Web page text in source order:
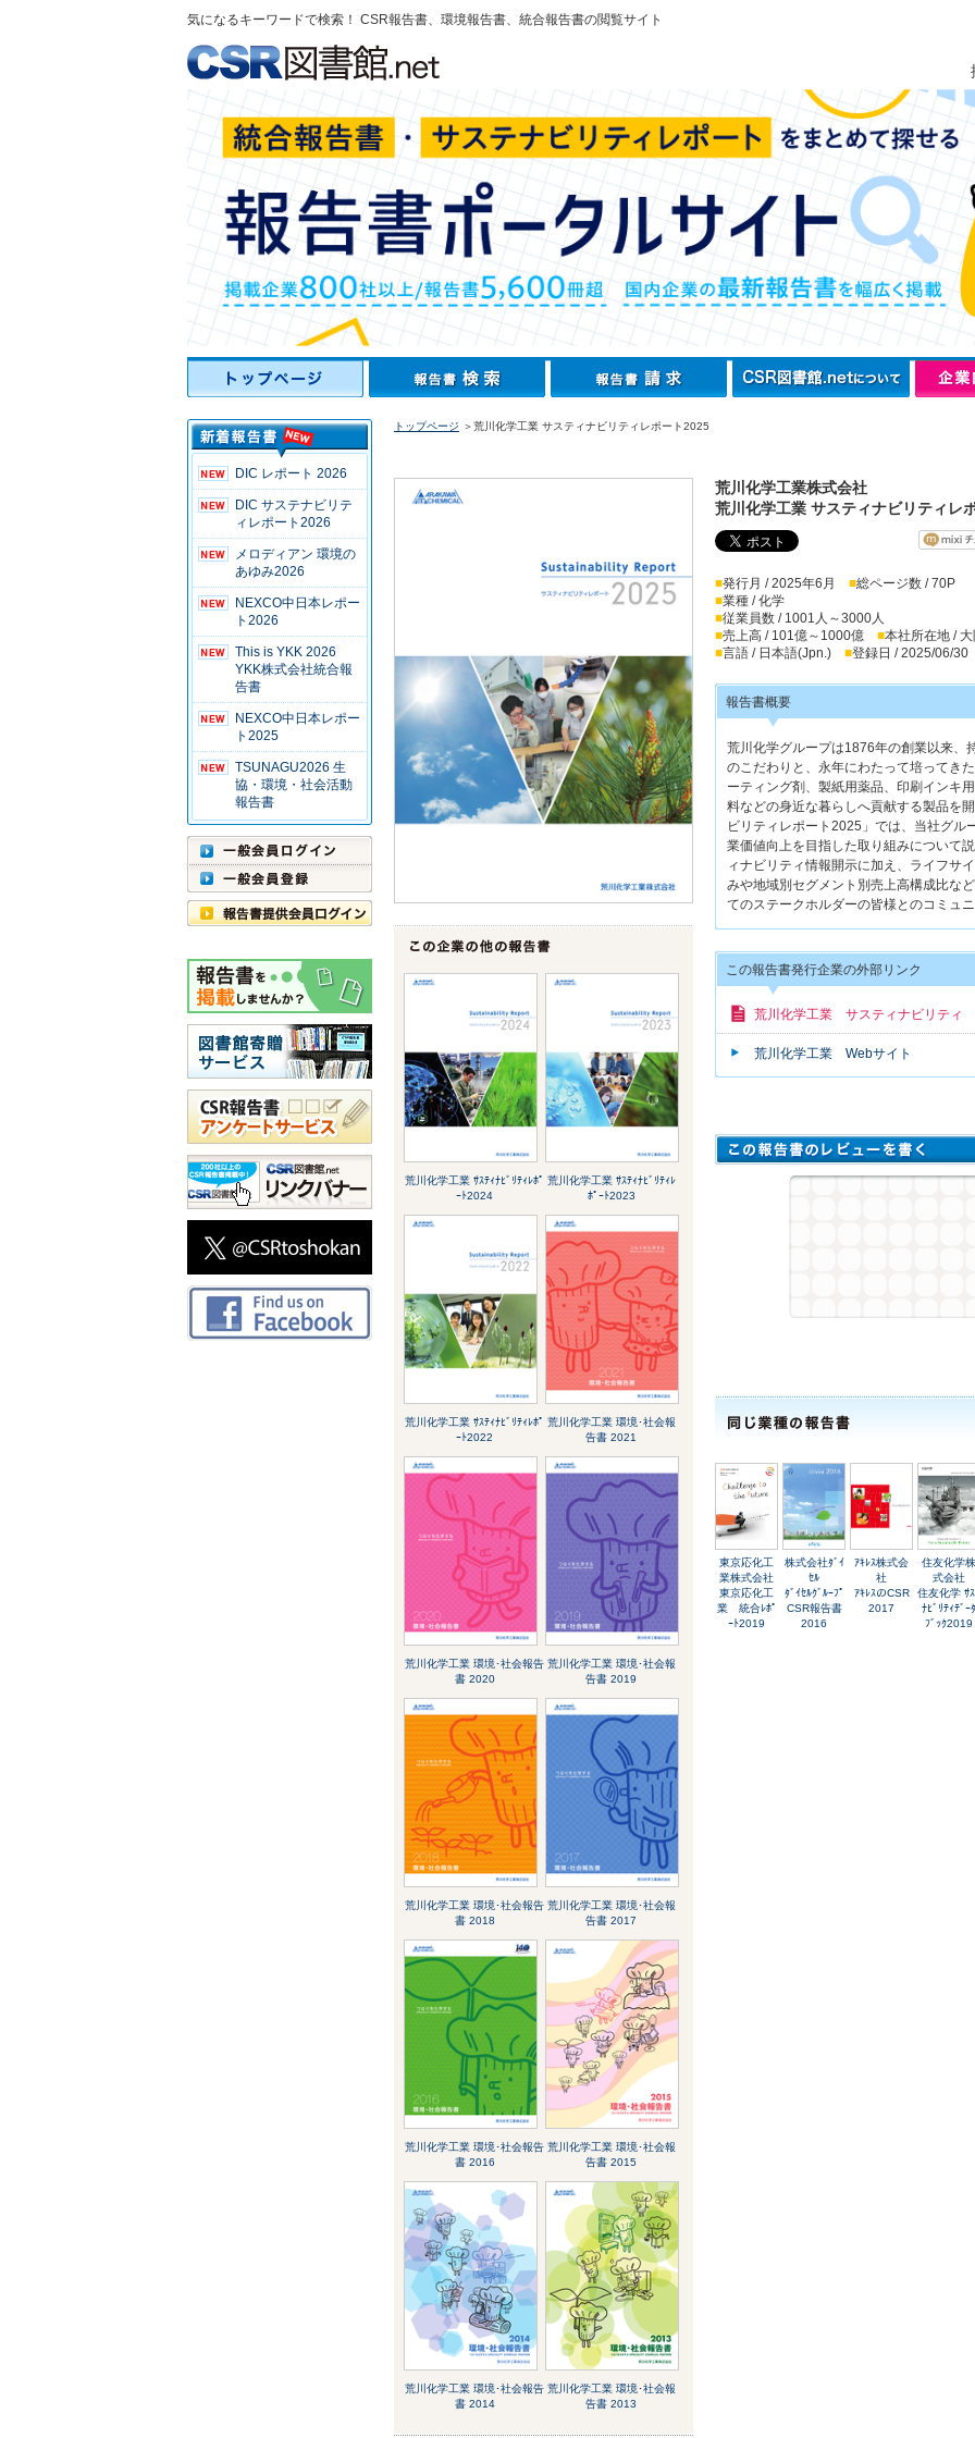
気になるキーワードで検索！ CSR報告書、環境報告書、統合報告書の閲覧サイト
DIC レポート 2026
DIC サステナビリテ
ィレポート2026
メロディアン 環境の
あゆみ2026
NEXCO中日本レポー
ト2026
This is YKK 2026
YKK株式会社統合報
告書
NEXCO中日本レポー
ト2025
TSUNAGU2026 生
協・環境・社会活動
報告書
トップページ ＞荒川化学工業 サスティナビリティレポート2025
荒川化学工業 ｻｽﾃｨﾅﾋﾞﾘﾃｨﾚﾎﾟ
ｰﾄ2024
荒川化学工業 ｻｽﾃｨﾅﾋﾞﾘﾃｨﾚ
ﾎﾟｰﾄ2023
荒川化学工業 ｻｽﾃｨﾅﾋﾞﾘﾃｨﾚﾎﾟ
ｰﾄ2022
荒川化学工業 環境･社会報
告書 2021
荒川化学工業 環境･社会報告
書 2020
荒川化学工業 環境･社会報
告書 2019
荒川化学工業 環境･社会報告
書 2018
荒川化学工業 環境･社会報
告書 2017
荒川化学工業 環境･社会報告
書 2016
荒川化学工業 環境･社会報
告書 2015
荒川化学工業 環境･社会報告
書 2014
荒川化学工業 環境･社会報
告書 2013
荒川化学工業株式会社
荒川化学工業 サスティナビリティレ
■発行月 / 2025年6月 ■総ページ数 / 70P
■業種 / 化学
■従業員数 / 1001人～3000人
■売上高 / 101億～1000億 ■本社所在地 /
■言語 / 日本語(Jpn.) ■登録日 / 2025/06/30
報告書概要
荒川化学グループは1876年の創業以来、
のこだわりと、永年にわたって培ってき
ーティング剤、製紙用薬品、印刷インキ
料などの身近な暮らしへ貢献する製品を
ビリティレポート2025」では、当社グル
業価値向上を目指した取り組みについて
ィナビリティ情報開示に加え、ライフサ
みや地域別セグメント別売上高構成比な
てのステークホルダーの皆様とのコミュ
この報告書発行企業の外部リンク
荒川化学工業 サスティナビリティ
荒川化学工業 Webサイト
東京応化工
業株式会社
東京応化工
業 統合ﾚﾎﾟ
ｰﾄ2019
株式会社ﾀﾞｲ
ｾﾙ
ﾀﾞｲｾﾙｸﾞﾙｰﾌﾟ
CSR報告書
2016
ｱｷﾚｽ株式会
社
ｱｷﾚｽのCSR
2017
住友化学株
式会社
住友化学 ｻ
ﾅﾋﾞﾘﾃｨﾃﾞｰﾀ
ﾌﾞｯｸ2019